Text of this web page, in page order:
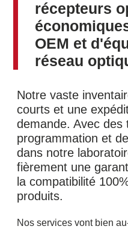
récepteurs
OEM et
réseau
Notre vaste
courts et une
demande. Avec des
programmation et
dans notre
fièrement une
la compatibilité
produits.
Nos services vont bien